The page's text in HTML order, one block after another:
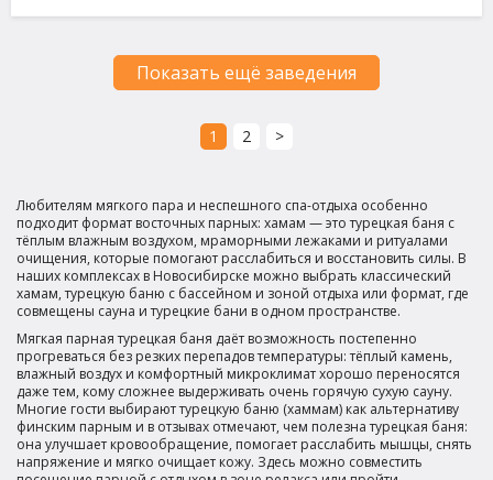
Показать ещё заведения
1 2 >
Любителям мягкого пара и неспешного спа-отдыха особенно
подходит формат восточных парных: хамам — это турецкая баня с
тёплым влажным воздухом, мраморными лежаками и ритуалами
очищения, которые помогают расслабиться и восстановить силы. В
наших комплексах в Новосибирске можно выбрать классический
хамам, турецкую баню с бассейном и зоной отдыха или формат, где
совмещены сауна и турецкие бани в одном пространстве.
Мягкая парная турецкая баня даёт возможность постепенно
прогреваться без резких перепадов температуры: тёплый камень,
влажный воздух и комфортный микроклимат хорошо переносятся
даже тем, кому сложнее выдерживать очень горячую сухую сауну.
Многие гости выбирают турецкую баню (хаммам) как альтернативу
финским парным и в отзывах отмечают, чем полезна турецкая баня:
она улучшает кровообращение, помогает расслабить мышцы, снять
напряжение и мягко очищает кожу. Здесь можно совместить